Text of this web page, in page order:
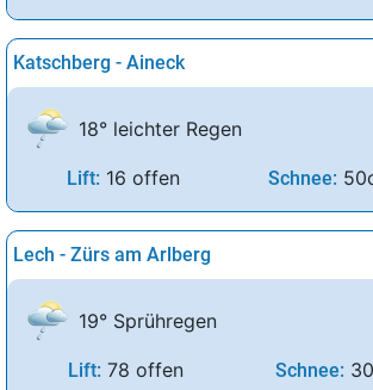
Katschberg - Aineck
18° leichter Regen
Lift: 16 offen Schnee:
Lech - Zürs am Arlberg
19° Sprühregen
Lift: 78 offen Schnee: